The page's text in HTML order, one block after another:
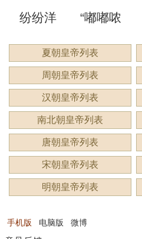
么意
思？
是什么
意思？
纷纷洋
洋：描
绘繁复
景象的
生动成
语
“嘟嘟哝
哝”是成
语吗？
用来形
容什
么？
夏朝皇帝列表
周朝皇帝列表
汉朝皇帝列表
南北朝皇帝列表
唐朝皇帝列表
宋朝皇帝列表
明朝皇帝列表
手机版 电脑版 微博